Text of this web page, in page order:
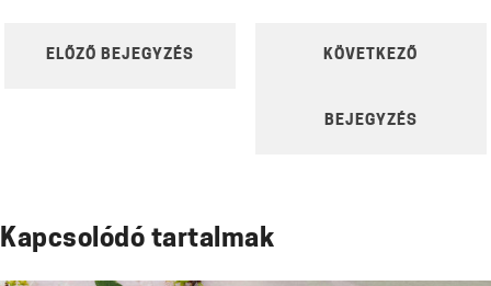
NAVIGATION
ELŐZŐ BEJEGYZÉS KÖVETKEZŐ
BEJEGYZÉS
Kapcsolódó tartalmak